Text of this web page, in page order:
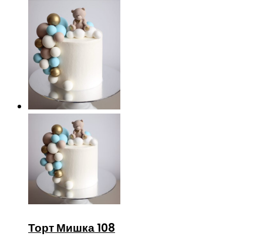
Торт Мишка 108